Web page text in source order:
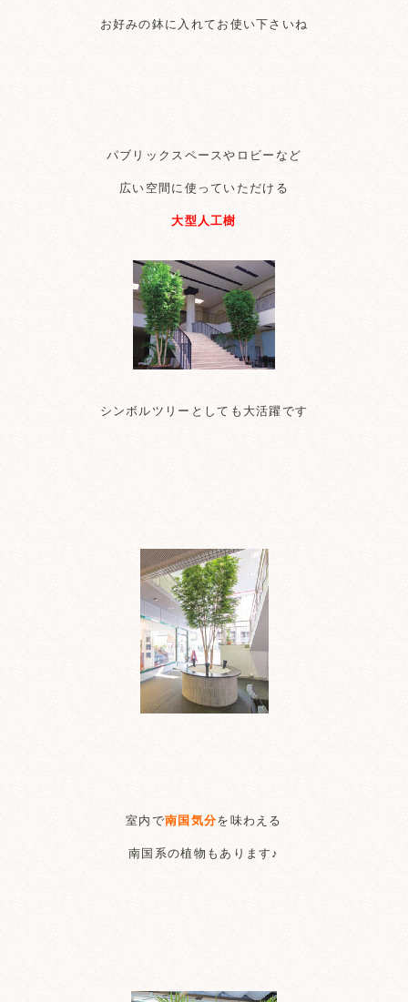
お好みの鉢に入れてお使い下さいね
パブリックスペースやロビーなど
広い空間に使っていただける
大型人工樹
シンボルツリーとしても大活躍です
室内で南国気分を味わえる
南国系の植物もあります♪